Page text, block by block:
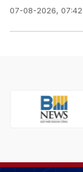
07-08-2026, 07:42